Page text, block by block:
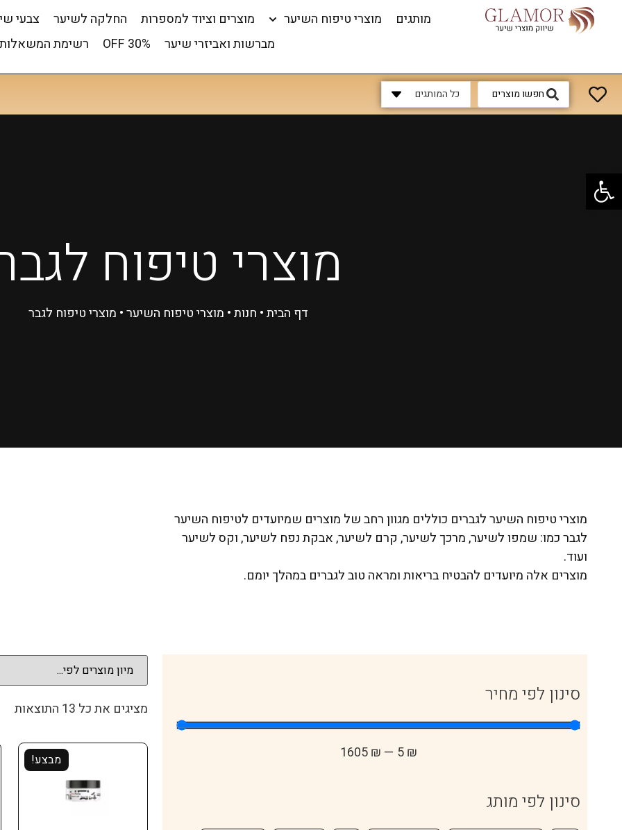
פתח סרגל נגישות
מותגים מוצרי טיפוח השיער מוצרים וציוד למספרות החלקה לשיער
צבעי
מברשות ואביזרי שיער
OFF 30% רשימת
כל המותגים
מוצרי טיפוח
דף הבית• חנות• מוצרי טיפוח השיער• מוצרי טיפוח לגבר
מוצרי טיפוח השיער לגברים כוללים מגוון רחב של מוצרים שמיועדים לטיפוח השיער
לגבר כמו: שמפו לשיער, מרכך לשיער, קרם לשיער, אבקת נפח לשיער, וקס לשיער
ועוד.
מוצרים אלה מיועדים להבטיח בריאות ומראה טוב לגברים במהלך יומם.
סינון לפי מחיר
₪
5
—
₪
1605
סינון לפי מותג
מציגים את כל ⁦13⁩ התוצאות
מבצע!